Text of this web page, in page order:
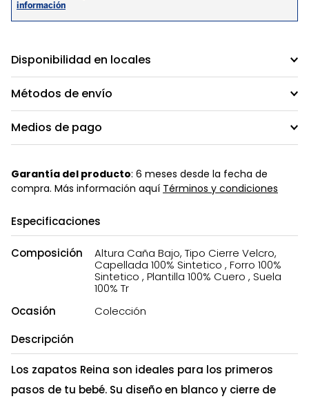
Disponibilidad en locales
Métodos de envío
Medios de pago
Garantía del producto: 6 meses desde la fecha de
compra. Más información aquí Términos y condiciones
Especificaciones
Composición
Altura Caña Bajo, Tipo Cierre Velcro,
Capellada 100% Sintetico , Forro 100%
Sintetico , Plantilla 100% Cuero , Suela
100% Tr
Ocasión
Colección
Descripción
Los zapatos Reina son ideales para los primeros
pasos de tu bebé. Su diseño en blanco y cierre de